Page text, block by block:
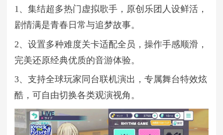
1、集结超多热门虚拟歌手，原创乐团人设鲜活，
剧情满是青春日常与追梦故事。
2、设置多种难度关卡适配全员，操作手感顺滑，
完美还原经典优质的音游体验。
3、支持全球玩家同台联机演出，专属舞台特效炫
酷，可自由切换各类观演视角。